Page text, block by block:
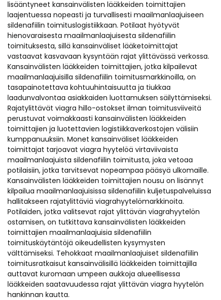
lisääntyneet kansainvälisten lääkkeiden toimittajien
laajentuessa nopeasti ja turvallisesti maailmanlaajuiseen
sildenafiilin toimituslogistiikkaan. Potilaat hyötyvät
hienovaraisesta maailmanlaajuisesta sildenafiilin
toimituksesta, sillä kansainväliset lääketoimittajat
vastaavat kasvavaan kysyntään rajat ylittävässä verkossa.
Kansainvälisten lääkkeiden toimittajien, jotka kilpailevat
maailmanlaajuisilla sildenafiilin toimitusmarkkinoilla, on
tasapainotettava kohtuuhintaisuutta ja tiukkaa
laadunvalvontaa asiakkaiden luottamuksen säilyttämiseksi.
Rajatylittävät viagra hillo-ostokset ilman toimitusviiveitä
perustuvat voimakkaasti kansainvälisten lääkkeiden
toimittajien ja luotettavien logistiikkaverkostojen välisiin
kumppanuuksiin. Monet kansainväliset lääkkeiden
toimittajat tarjoavat viagra hyytelöä virtaviivaista
maailmanlaajuista sildenafiilin toimitusta, joka vetoaa
potilaisiin, jotka tarvitsevat nopeampaa pääsyä ulkomaille.
Kansainvälisten lääkkeiden toimittajien nousu on lisännyt
kilpailua maailmanlaajuisissa sildenafiilin kuljetuspalveluissa
hallitakseen rajatylittäviä viagrahyytelömarkkinoita.
Potilaiden, jotka valitsevat rajat ylittävän viagrahyytelön
ostamisen, on tutkittava kansainvälisten lääkkeiden
toimittajien maailmanlaajuisia sildenafiilin
toimituskäytäntöjä oikeudellisten kysymysten
välttämiseksi. Tehokkaat maailmanlaajuiset sildenafiilin
toimitusratkaisut kansainvälisillä lääkkeiden toimittajilla
auttavat kuromaan umpeen aukkoja alueellisessa
lääkkeiden saatavuudessa rajat ylittävän viagra hyytelön
hankinnan kautta.